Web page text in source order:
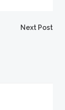
Next Post